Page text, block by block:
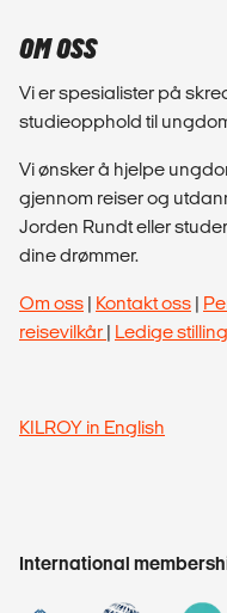
OM OSS
Vi er spesialister på
studieopphold til
Vi ønsker å hjelpe
gjennom reiser og
Jorden Rundt eller
dine drømmer.
Om oss | Kontakt oss |
reisevilkår | Ledige
KILROY in English
International